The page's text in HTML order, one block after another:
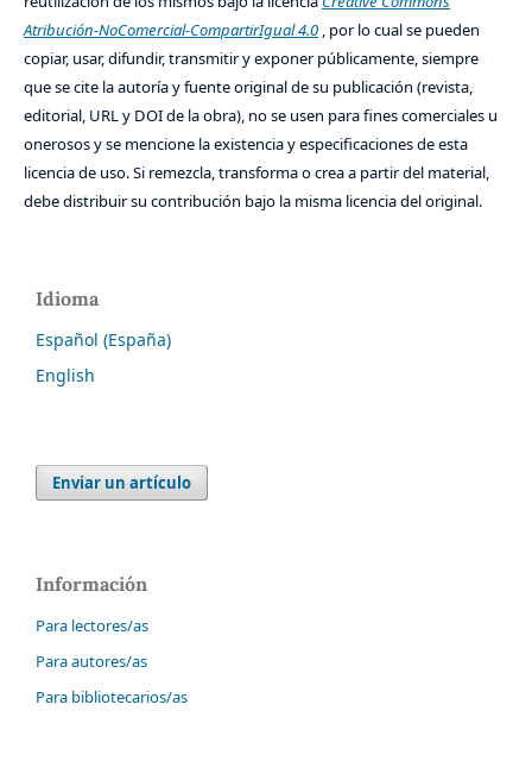
Atribución-NoComercial-CompartirIgual 4.0, por lo cual se pueden
copiar, usar, difundir, transmitir y exponer públicamente, siempre
que se cite la autoría y fuente original de su publicación (revista,
editorial, URL y DOI de la obra), no se usen para fines comerciales u
onerosos y se mencione la existencia y especificaciones de esta
licencia de uso. Si remezcla, transforma o crea a partir del material,
debe distribuir su contribución bajo la misma licencia del original.
Idioma
Español (España)
English
Enviar un artículo
Información
Para lectores/as
Para autores/as
Para bibliotecarios/as